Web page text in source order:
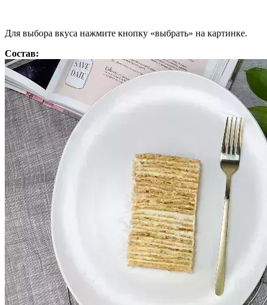
Для выбора вкуса нажмите кнопку «выбрать» на картинке.
Состав: